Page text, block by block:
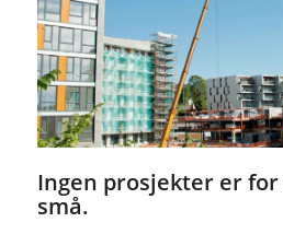
Ingen prosjekter er
små.